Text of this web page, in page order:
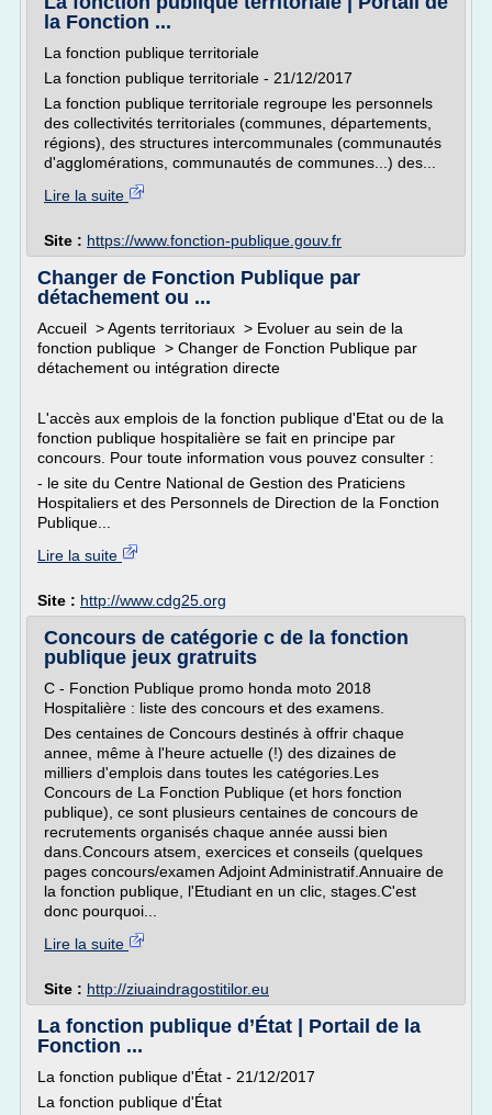
la Fonction ...
La fonction publique territoriale
La fonction publique territoriale - 21/12/2017
La fonction publique territoriale regroupe les personnels
des collectivités territoriales (communes, départements,
régions), des structures intercommunales (communautés
d'agglomérations, communautés de communes...) des...
Lire la suite
Site : https://www.fonction-publique.gouv.fr
Changer de Fonction Publique par
détachement ou ...
Accueil > Agents territoriaux > Evoluer au sein de la
fonction publique > Changer de Fonction Publique par
détachement ou intégration directe
L'accès aux emplois de la fonction publique d'Etat ou de la
fonction publique hospitalière se fait en principe par
concours. Pour toute information vous pouvez consulter :
- le site du Centre National de Gestion des Praticiens
Hospitaliers et des Personnels de Direction de la Fonction
Publique...
Lire la suite
Site : http://www.cdg25.org
Concours de catégorie c de la fonction
publique jeux gratruits
C - Fonction Publique promo honda moto 2018
Hospitalière : liste des concours et des examens.
Des centaines de Concours destinés à offrir chaque
annee, même à l'heure actuelle (!) des dizaines de
milliers d'emplois dans toutes les catégories.Les
Concours de La Fonction Publique (et hors fonction
publique), ce sont plusieurs centaines de concours de
recrutements organisés chaque année aussi bien
dans.Concours atsem, exercices et conseils (quelques
pages concours/examen Adjoint Administratif.Annuaire de
la fonction publique, l'Etudiant en un clic, stages.C'est
donc pourquoi...
Lire la suite
Site : http://ziuaindragostitilor.eu
La fonction publique d’État | Portail de la
Fonction ...
La fonction publique d'État - 21/12/2017
La fonction publique d'État